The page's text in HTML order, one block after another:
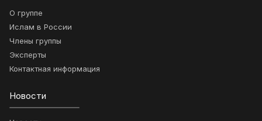
О группе
Ислам в России
Члены группы
Эксперты
Контактная информация
Новости